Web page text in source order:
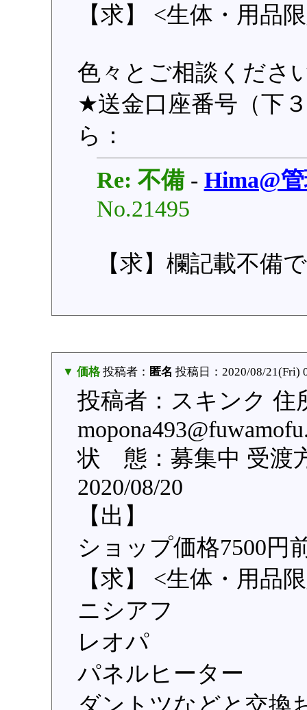
【求】 <生体・用品
色々とご相談くださ
★送金口座番号（下
ら：
Re: 不備- Hima@
No.21495
【求】欄記載不備
▼ 価格投稿者： 匿名 投稿日：2020/08/21(Fri)
投稿者：スキンク 住
状 態：募集中 受渡
2020/08/20
【出】
ショップ価格7500円
【求】 <生体・用品
ニシアフ
レオパ
パネルヒーター